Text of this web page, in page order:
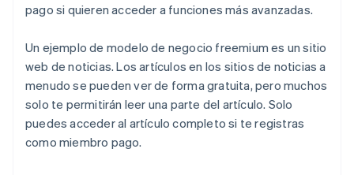
pago si quieren acceder a funciones más avanzadas.
Un ejemplo de modelo de negocio freemium es un sitio
web de noticias. Los artículos en los sitios de noticias a
menudo se pueden ver de forma gratuita, pero muchos
solo te permitirán leer una parte del artículo. Solo
puedes acceder al artículo completo si te registras
como miembro pago.